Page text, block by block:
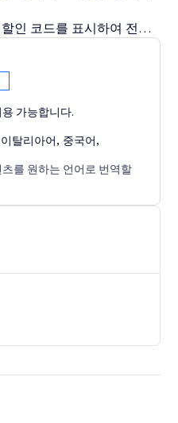
인 코드를 표시하여 전환
트 기능으로 쇼핑 경험을
휘하여 매출이 급증하는
가능합니다.
이탈리아어, 중국어,
를 원하는 언어로 번역할